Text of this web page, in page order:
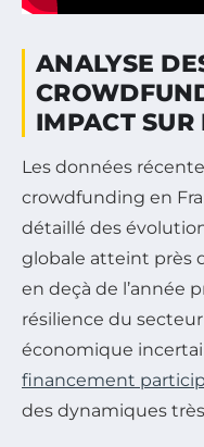
ANALYSE
IMPACT SUR
Les données
crowdfunding en
détaillé des
globale atteint près
en deçà de l’année
résilience du
économique
financement
des dynamiques